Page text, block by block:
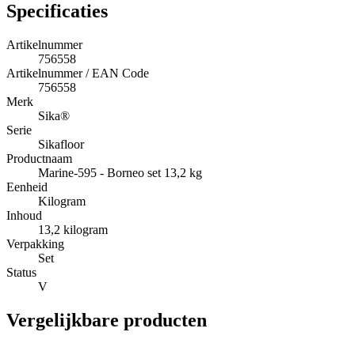
Specificaties
Artikelnummer
756558
Artikelnummer / EAN Code
756558
Merk
Sika®
Serie
Sikafloor
Productnaam
Marine-595 - Borneo set 13,2 kg
Eenheid
Kilogram
Inhoud
13,2 kilogram
Verpakking
Set
Status
V
Vergelijkbare producten